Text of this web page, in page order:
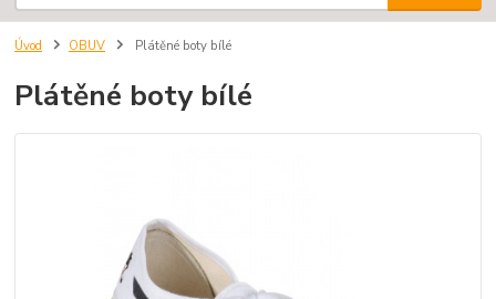
Úvod OBUV Plátěné boty bílé
Plátěné boty bílé